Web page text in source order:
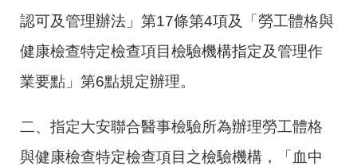
認可及管理辦法」第17條第4項及「勞工體格與
健康檢查特定檢查項目檢驗機構指定及管理作
業要點」第6點規定辦理。
二、指定大安聯合醫事檢驗所為辦理勞工體格
與健康檢查特定檢查項目之檢驗機構，「血中